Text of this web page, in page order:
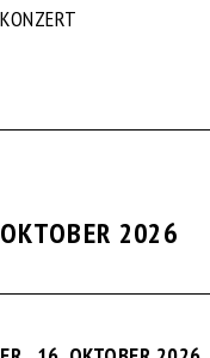
KONZERT
OKTOBER 2026